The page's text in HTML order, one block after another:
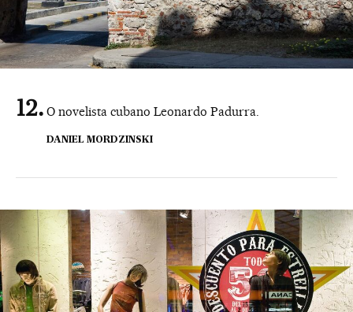
O novelista cubano Leonardo Padurra.
DANIEL MORDZINSKI